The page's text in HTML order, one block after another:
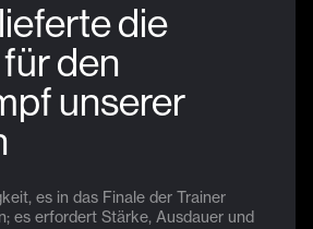
die
den
unserer
es in das Finale der Trainer
es erfordert Stärke, Ausdauer und